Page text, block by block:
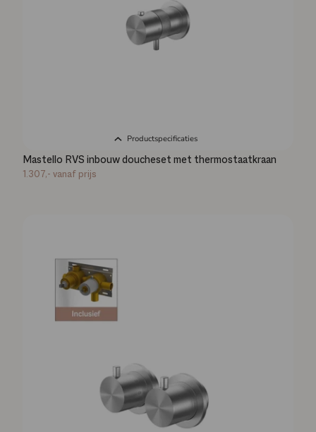
Productspecificaties
Mastello RVS inbouw doucheset met thermostaatkraan
1.307,- vanaf prijs